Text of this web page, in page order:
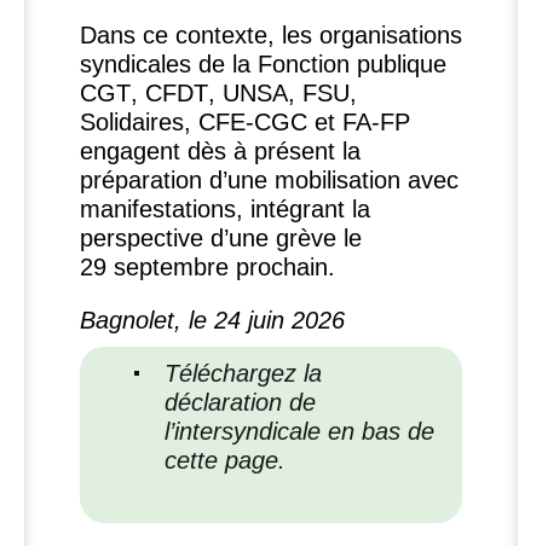
Dans ce contexte, les organisations
syndicales de la Fonction publique
CGT, CFDT, UNSA, FSU,
Solidaires, CFE-CGCet FA-FP
engagent dès à présent la
préparation d’une mobilisation avec
manifestations, intégrant la
perspective d’une grève le
29 septembre prochain.
Bagnolet, le 24 juin 2026
Téléchargez la
déclaration de
l’intersyndicale en bas de
cette page.